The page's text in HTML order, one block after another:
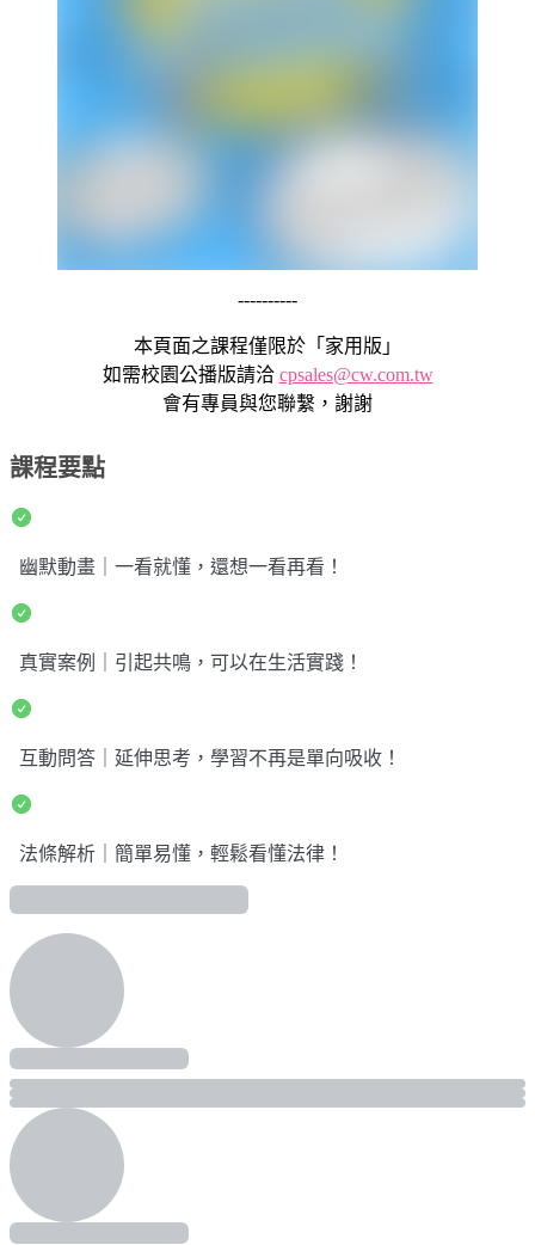
----------
本頁面之課程僅限於「家用版」
如需校園公播版請洽 cpsales@cw.com.tw
會有專員與您聯繫，謝謝
課程要點
幽默動畫｜一看就懂，還想一看再看！
真實案例｜引起共鳴，可以在生活實踐！
互動問答｜延伸思考，學習不再是單向吸收！
法條解析｜簡單易懂，輕鬆看懂法律！